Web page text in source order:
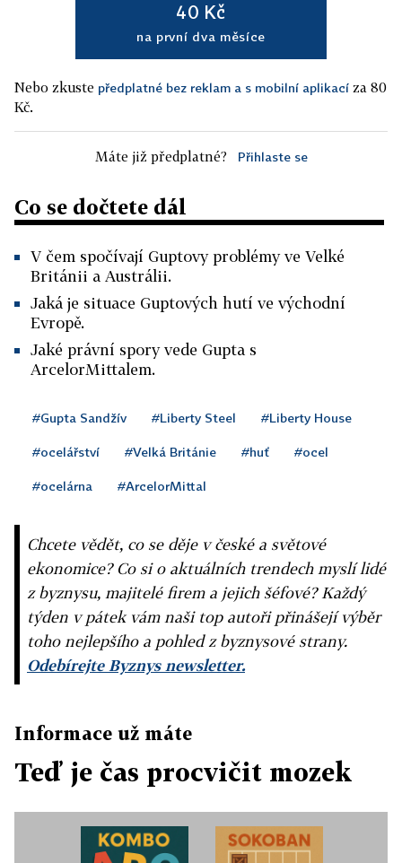
40 Kč
na první dva měsíce
Nebo zkuste předplatné bez reklam a s mobilní aplikací za 80
Kč.
Máte již předplatné? Přihlaste se
Co se dočtete dál
V čem spočívají Guptovy problémy ve Velké
Británii a Austrálii.
Jaká je situace Guptových hutí ve východní
Evropě.
Jaké právní spory vede Gupta s
ArcelorMittalem.
#Gupta Sandžív #Liberty Steel #Liberty House
#ocelářství #Velká Británie #huť #ocel
#ocelárna #ArcelorMittal
Chcete vědět, co se děje v české a světové
ekonomice? Co si o aktuálních trendech myslí lidé
z byznysu, majitelé firem a jejich šéfové? Každý
týden v pátek vám naši top autoři přinášejí výběr
toho nejlepšího a pohled z byznysové strany.
Odebírejte Byznys newsletter.
Informace už máte
Teď je čas procvičit mozek